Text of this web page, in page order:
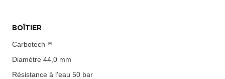
BOÎTIER
Carbotech™
Diamètre 44,0 mm
Résistance à l'eau 50 bar